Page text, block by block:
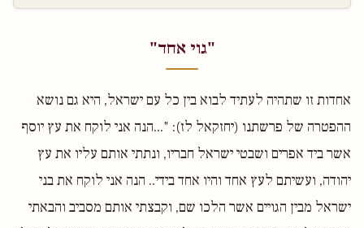
"גוי אחד"
אחדות זו שתהיה לעתיד לבוא בין כל עם ישראל, היא גם נושא
ההפטרה של פרשתנו (יחזקאל לז): "...הנה אני לוקח את עץ יוסף
אשר ביד אפרים ושבטי ישראל חבריו, ונתתי אותם עליו את עץ
יהודה, ועשיתם לעץ אחד והיו אחד בידי.. הנה אני לוקח את בני
ישראל מבין הגויים אשר הלכו שם, וקבצתי אותם מסביב והבאתי